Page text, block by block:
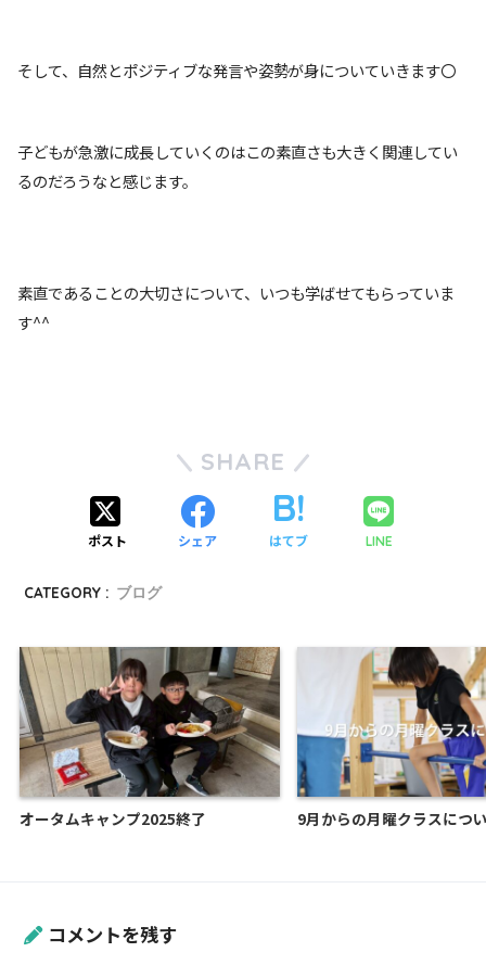
そして、自然とポジティブな発言や姿勢が身についていきます〇
子どもが急激に成長していくのはこの素直さも大きく関連してい
るのだろうなと感じます。
素直であることの大切さについて、いつも学ばせてもらっていま
す^^
SHARE
ポスト シェア はてブ LINE
CATEGORY : ブログ
オータムキャンプ2025終了 9月からの月曜クラスにつ
コメントを残す